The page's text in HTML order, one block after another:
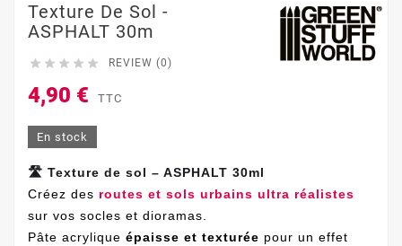
Texture De Sol -
ASPHALT 30m
     REVIEW (0)
4,90 € TTC
En stock
🛣️ Texture de sol – ASPHALT 30ml
Créez des routes et sols urbains ultra réalistes
sur vos socles et dioramas.
Pâte acrylique épaisse et texturée pour un effet